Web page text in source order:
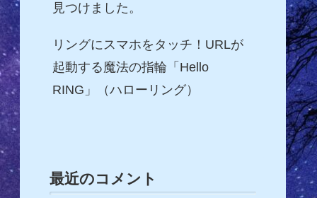
見つけました。
リングにスマホをタッチ！URLが
起動する魔法の指輪「Hello
RING」（ハローリング）
最近のコメント